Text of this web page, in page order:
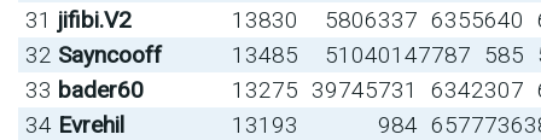
31 jifibi.V2 13830 5806337 6355640
32 Sayncooff 13485 51040147787 585
33 bader60 13275 39745731 6342307
34 Evrehil 13193 984 6577736